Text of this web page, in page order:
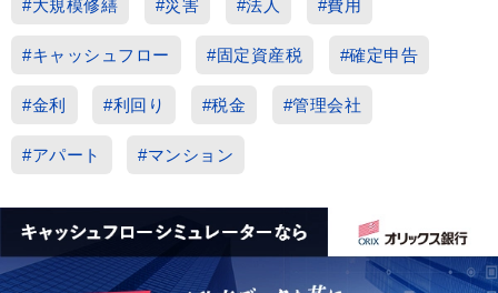
#大規模修繕 #災害 #法人 #費用
#キャッシュフロー #固定資産税 #確定申告
#金利 #利回り #税金 #管理会社
#アパート #マンション